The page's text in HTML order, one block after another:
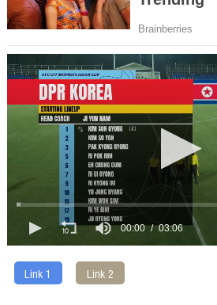
00:00 03:06
Link 1 Link 2